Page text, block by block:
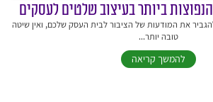
ביותר בעיצוב שלטים לעסקים
את המודעות של הציבור לבית העסק שלכם, ואין שיטה
טובה יותר...
להמשך קריאה